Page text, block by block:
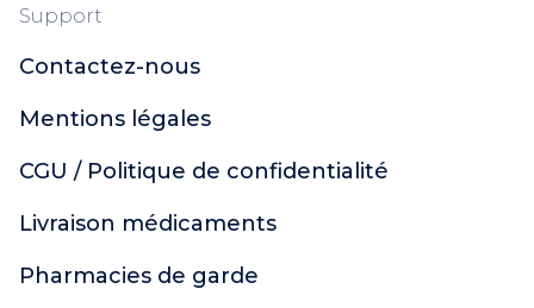
Support
Contactez-nous
Mentions légales
CGU / Politique de confidentialité
Livraison médicaments
Pharmacies de garde